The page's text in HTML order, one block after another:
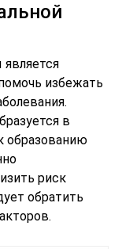
избежать
в
образованию
риск
обратить